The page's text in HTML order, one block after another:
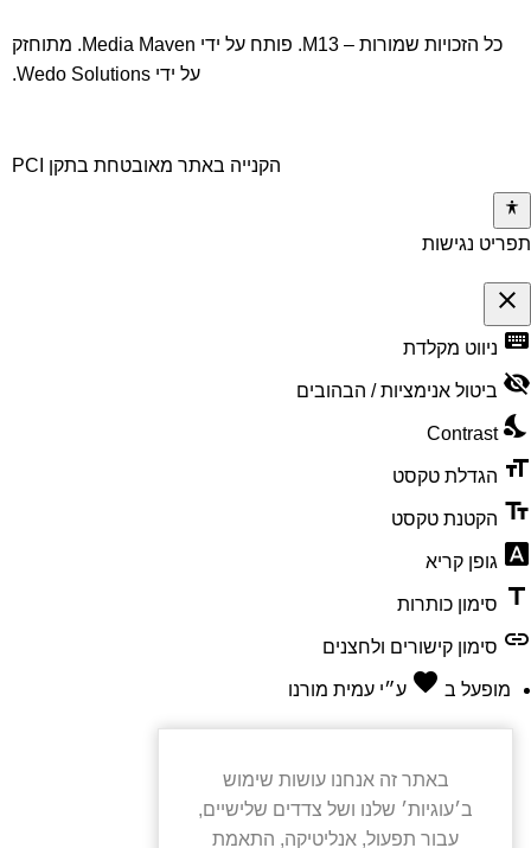
כל הזכויות שמורות – M13. פותח על ידי Media Maven. מתוחזק
על ידי Wedo Solutions
.
הקנייה באתר מאובטחת בתקן PCI
תפריט נגישות
close
פתיחה
של
תפריט
keyboard ניווט מקלדת
visibility_off ביטול אנימציות / הבהובים
nights_stay
Contrast
format_size הגדלת טקסט
text_fields הקטנת טקסט
font_download גופן קריא
title סימון כותרות
link סימון קישורים ולחצנים
מופעל ב favorite אהבה
ע״י עמית מורנו
באתר זה אנחנו עושות שימוש
ב׳עוגיות׳ שלנו ושל צדדים שלישיים,
עבור תפעול, אנליטיקה, התאמת